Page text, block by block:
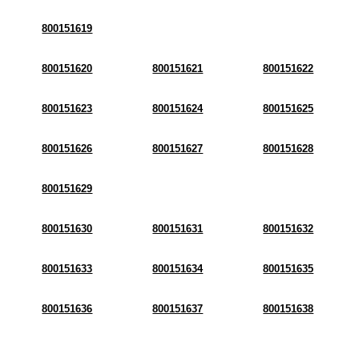
800151619
800151620 800151621 800151622
800151623 800151624 800151625
800151626 800151627 800151628
800151629
800151630 800151631 800151632
800151633 800151634 800151635
800151636 800151637 800151638